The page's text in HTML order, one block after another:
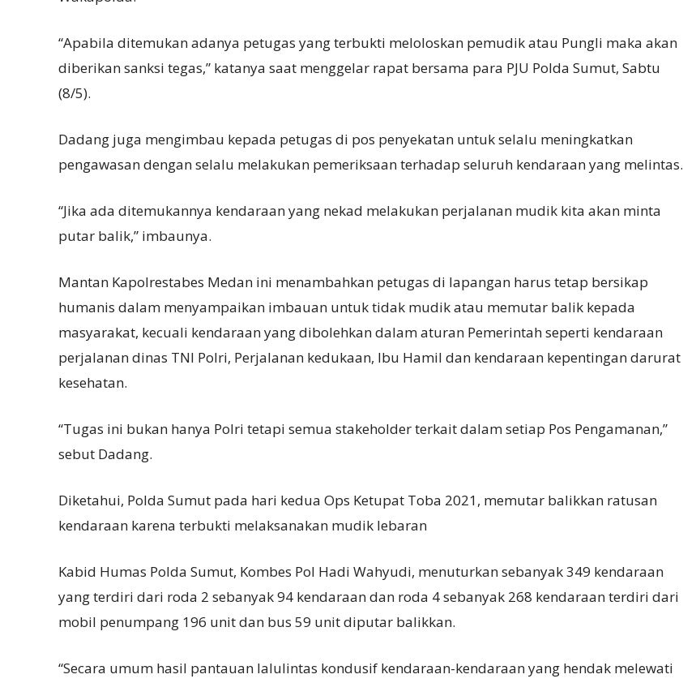
“Apabila ditemukan adanya petugas yang terbukti meloloskan pemudik atau Pungli maka akan
diberikan sanksi tegas,” katanya saat menggelar rapat bersama para PJU Polda Sumut, Sabtu
(8/5).
Dadang juga mengimbau kepada petugas di pos penyekatan untuk selalu meningkatkan
pengawasan dengan selalu melakukan pemeriksaan terhadap seluruh kendaraan yang melintas.
“Jika ada ditemukannya kendaraan yang nekad melakukan perjalanan mudik kita akan minta
putar balik,” imbaunya.
Mantan Kapolrestabes Medan ini menambahkan petugas di lapangan harus tetap bersikap
humanis dalam menyampaikan imbauan untuk tidak mudik atau memutar balik kepada
masyarakat, kecuali kendaraan yang dibolehkan dalam aturan Pemerintah seperti kendaraan
perjalanan dinas TNI Polri, Perjalanan kedukaan, Ibu Hamil dan kendaraan kepentingan darurat
kesehatan.
“Tugas ini bukan hanya Polri tetapi semua stakeholder terkait dalam setiap Pos Pengamanan,”
sebut Dadang.
Diketahui, Polda Sumut pada hari kedua Ops Ketupat Toba 2021, memutar balikkan ratusan
kendaraan karena terbukti melaksanakan mudik lebaran
Kabid Humas Polda Sumut, Kombes Pol Hadi Wahyudi, menuturkan sebanyak 349 kendaraan
yang terdiri dari roda 2 sebanyak 94 kendaraan dan roda 4 sebanyak 268 kendaraan terdiri dari
mobil penumpang 196 unit dan bus 59 unit diputar balikkan.
“Secara umum hasil pantauan lalulintas kondusif kendaraan-kendaraan yang hendak melewati